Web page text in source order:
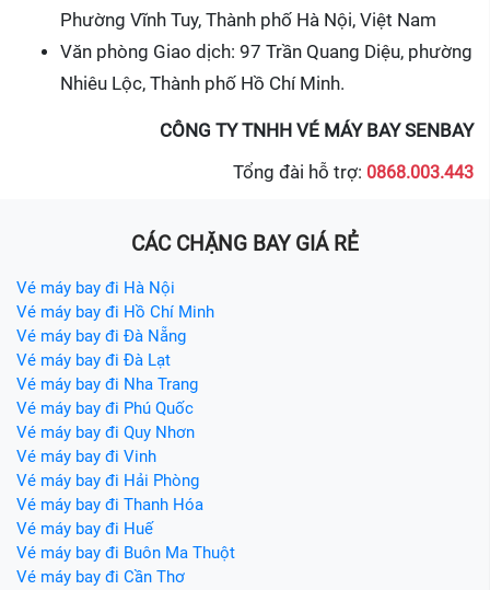
Phường Vĩnh Tuy, Thành phố Hà Nội, Việt Nam
Văn phòng Giao dịch: 97 Trần Quang Diệu, phường
Nhiêu Lộc, Thành phố Hồ Chí Minh.
CÔNG TY TNHH VÉ MÁY BAY SENBAY
Tổng đài hỗ trợ: 0868.003.443
CÁC CHẶNG BAY GIÁ RẺ
Vé máy bay đi Hà Nội
Vé máy bay đi Hồ Chí Minh
Vé máy bay đi Đà Nẵng
Vé máy bay đi Đà Lạt
Vé máy bay đi Nha Trang
Vé máy bay đi Phú Quốc
Vé máy bay đi Quy Nhơn
Vé máy bay đi Vinh
Vé máy bay đi Hải Phòng
Vé máy bay đi Thanh Hóa
Vé máy bay đi Huế
Vé máy bay đi Buôn Ma Thuột
Vé máy bay đi Cần Thơ